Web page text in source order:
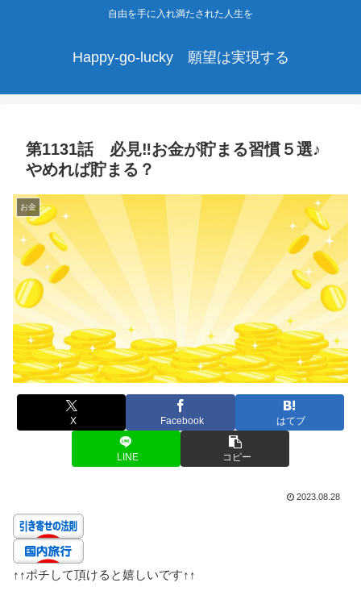
自由を手に入れ満たされた人生を
Happy-go-lucky 願望は実現する
第1131話 必見‼お金が貯まる習慣５選♪
やめれば貯まる？
お金
X Facebook はてブ
LINE コピー
2023.08.28
↑↑ポチして頂けると嬉しいです↑↑